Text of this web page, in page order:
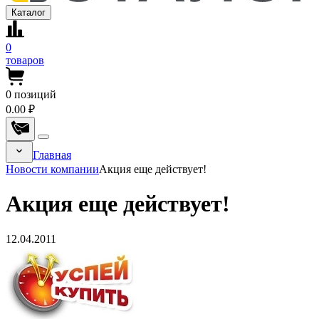
Каталог
0
товаров
0 позиций
0.00 ₽
Главная
Новости компанииАкция еще действует!
Акция еще действует!
12.04.2011